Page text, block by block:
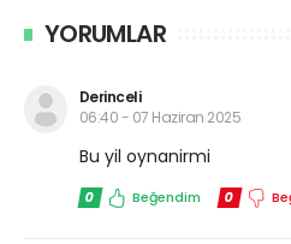
YORUMLAR
Derinceli
06:40 - 07 Haziran 2025
Bu yil oynanirmi
0 Beğendim 0